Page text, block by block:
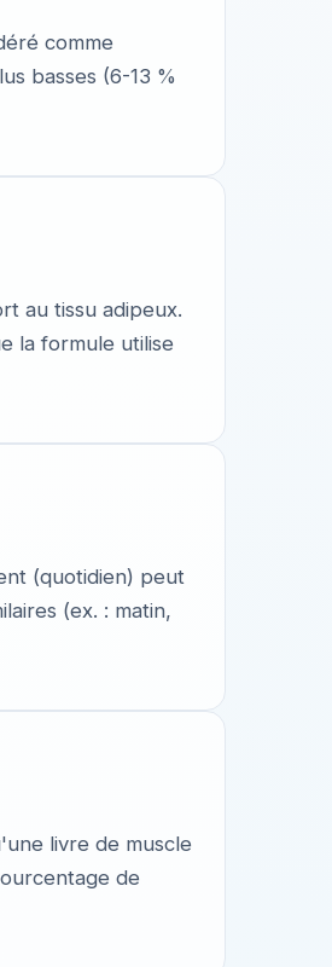
comme
basses (6-13 %
au tissu adipeux.
la formule utilise
(quotidien) peut
(ex. : matin,
livre de muscle
de